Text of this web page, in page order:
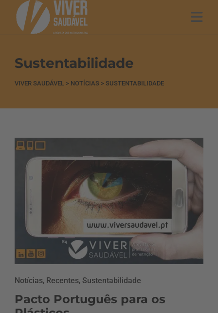
Sustentabilidade
VIVER SAUDÁVEL > NOTÍCIAS > SUSTENTABILIDADE
Notícias, Recentes, Sustentabilidade
Pacto Português para os